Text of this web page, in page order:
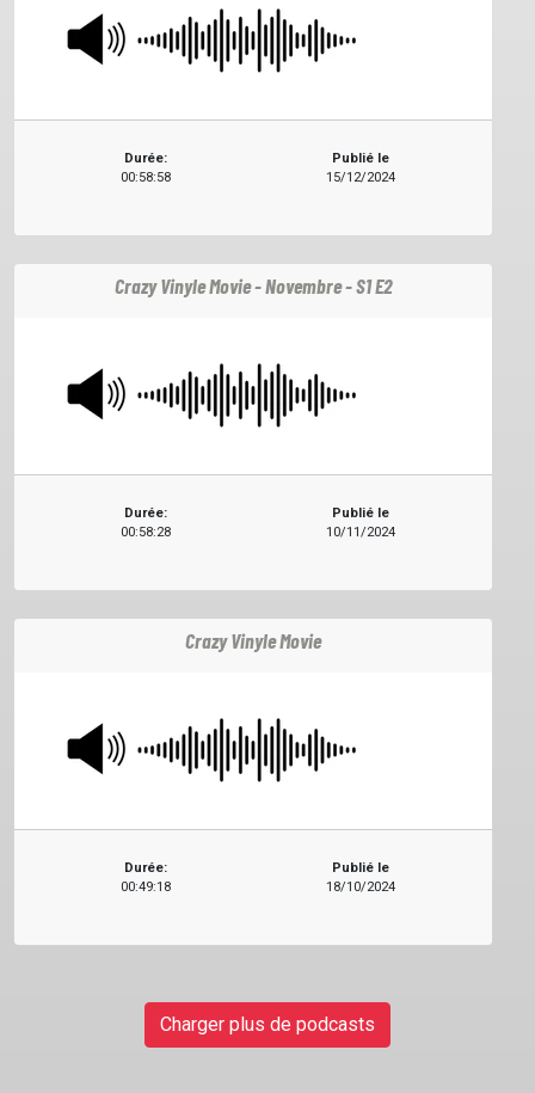
Durée:
00:58:58
Publié le
15/12/2024
Crazy Vinyle Movie - Novembre - S1 E2
Durée:
00:58:28
Publié le
10/11/2024
Crazy Vinyle Movie
Durée:
00:49:18
Publié le
18/10/2024
Charger plus de podcasts